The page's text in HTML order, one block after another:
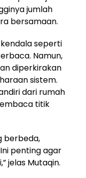
jumlah
bersamaan.
seperti
Namun,
diperkirakan
sistem.
dari rumah
titik
berbeda,
penting agar
jelas Mutaqin.